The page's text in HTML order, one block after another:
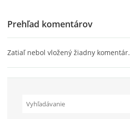
Prehľad komentárov
Zatiaľ nebol vložený žiadny komentár.